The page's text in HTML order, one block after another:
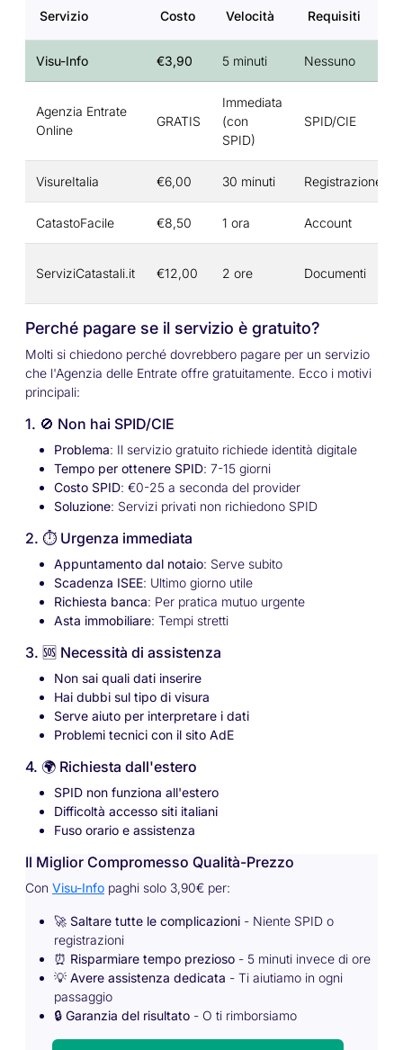
Servizio Costo Velocità Requisiti
Visu-Info €3,90 5 minuti Nessuno
Agenzia Entrate
Online
GRATIS
Immediata
(con
SPID)
SPID/CIE
VisureItalia €6,00 30 minuti Registrazione
CatastoFacile €8,50 1 ora Account
ServiziCatastali.it €12,00 2 ore Documenti
Perché pagare se il servizio è gratuito?
Molti si chiedono perché dovrebbero pagare per un servizio
che l'Agenzia delle Entrate offre gratuitamente. Ecco i motivi
principali:
1. 🚫 Non hai SPID/CIE
Problema: Il servizio gratuito richiede identità digitale
Tempo per ottenere SPID: 7-15 giorni
Costo SPID: €0-25 a seconda del provider
Soluzione: Servizi privati non richiedono SPID
2. ⏱️ Urgenza immediata
Appuntamento dal notaio: Serve subito
Scadenza ISEE: Ultimo giorno utile
Richiesta banca: Per pratica mutuo urgente
Asta immobiliare: Tempi stretti
3. 🆘 Necessità di assistenza
Non sai quali dati inserire
Hai dubbi sul tipo di visura
Serve aiuto per interpretare i dati
Problemi tecnici con il sito AdE
4. 🌍 Richiesta dall'estero
SPID non funziona all'estero
Difficoltà accesso siti italiani
Fuso orario e assistenza
Il Miglior Compromesso Qualità-Prezzo
Con Visu-Info paghi solo 3,90€ per:
🚀 Saltare tutte le complicazioni - Niente SPID o
registrazioni
⏰ Risparmiare tempo prezioso - 5 minuti invece di ore
💡 Avere assistenza dedicata - Ti aiutiamo in ogni
passaggio
🔒 Garanzia del risultato - O ti rimborsiamo